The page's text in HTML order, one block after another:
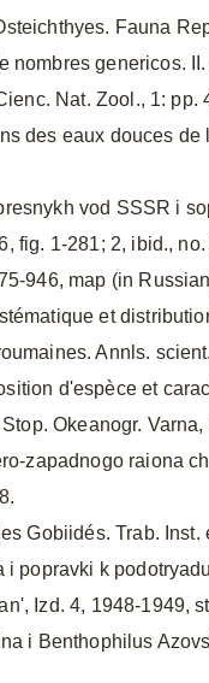
Fauna
nombres genericos.
Nat. Zool., 1: pp.
des eaux douces
vod SSSR i
fig. 1-281; 2, ibid.,
946, map (in
et
Annls.
d'espèce et
Okeanogr. Varna,
zapadnogo raiona
Gobiidés. Trab.
i popravki k
Izd. 4, 1948-1949,
i Benthophilus